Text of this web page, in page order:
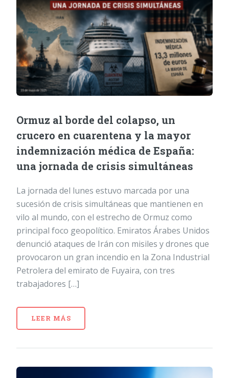
Ormuz al borde del colapso, un
crucero en cuarentena y la mayor
indemnización médica de España:
una jornada de crisis simultáneas
La jornada del lunes estuvo marcada por una
sucesión de crisis simultáneas que mantienen en
vilo al mundo, con el estrecho de Ormuz como
principal foco geopolítico. Emiratos Árabes Unidos
denunció ataques de Irán con misiles y drones que
provocaron un gran incendio en la Zona Industrial
Petrolera del emirato de Fuyaira, con tres
trabajadores […]
LEER MÁS